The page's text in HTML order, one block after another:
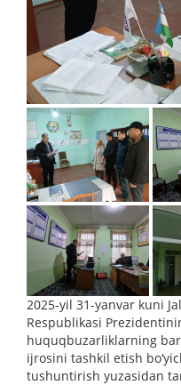
2025-yil 31-yanvar kuni
Respublikasi
huquqbuzarliklarning
ijrosini tashkil etish
tushuntirish yuzasidan